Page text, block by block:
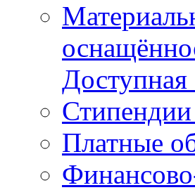
Доступная
Платные